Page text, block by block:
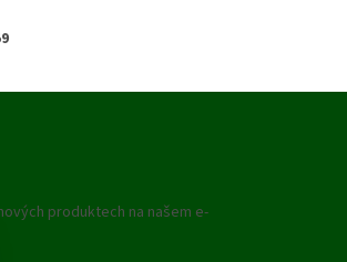
produktech na našem e-